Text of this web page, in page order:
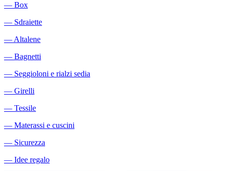
― Box
― Sdraiette
―Altalene
― Bagnetti
― Seggioloni e rialzi sedia
― Girelli
― Tessile
― Materassi e cuscini
― Sicurezza
― Idee regalo